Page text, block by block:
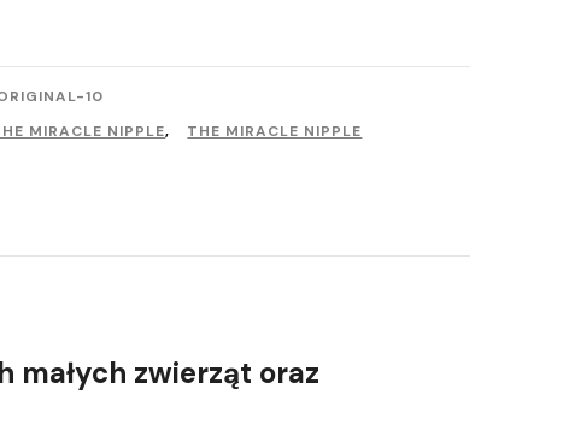
10
MIRACLE NIPPLE, THE MIRACLE NIPPLE
małych zwierząt oraz